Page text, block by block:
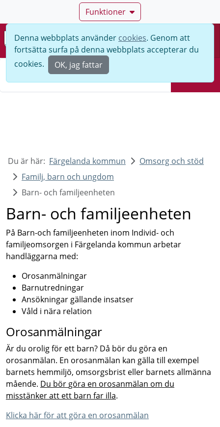
Funktioner
Meny
Denna webbplats använder cookies. Genom att
fortsätta surfa på denna webbplats accepterar du
cookies.
OK, jag fattar
Du är här: Färgelanda kommun
Omsorg och stöd
Familj, barn och ungdom
Barn- och familjeenheten
Barn- och familjeenheten
På Barn-och familjeenheten inom Individ- och
familjeomsorgen i Färgelanda kommun arbetar
handläggarna med:
Orosanmälningar
Barnutredningar
Ansökningar gällande insatser
Våld i nära relation
Orosanmälningar
Är du orolig för ett barn? Då bör du göra en
orosanmälan. En orosanmälan kan gälla till exempel
barnets hemmiljö, omsorgsbrist eller barnets allmänna
mående. Du bör göra en orosanmälan om du
misstänker att ett barn far illa.
Klicka här för att göra en orosanmälan